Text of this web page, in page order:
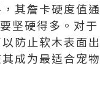
其詹卡硬度值通
坚硬得多。对于
防止软木表面出
成为最适合宠物